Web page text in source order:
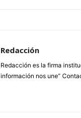
Redacción
Redacción es la firma
información nos une”